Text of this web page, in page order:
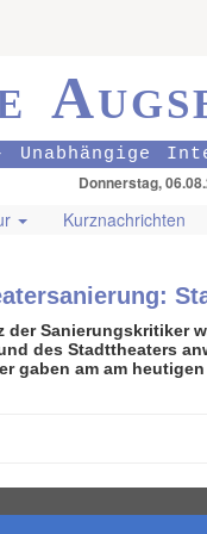
- Unabhängige
Donnerstag,
Kurznachrichten
der Sanierungskritiker
des Stadttheaters
gaben am am